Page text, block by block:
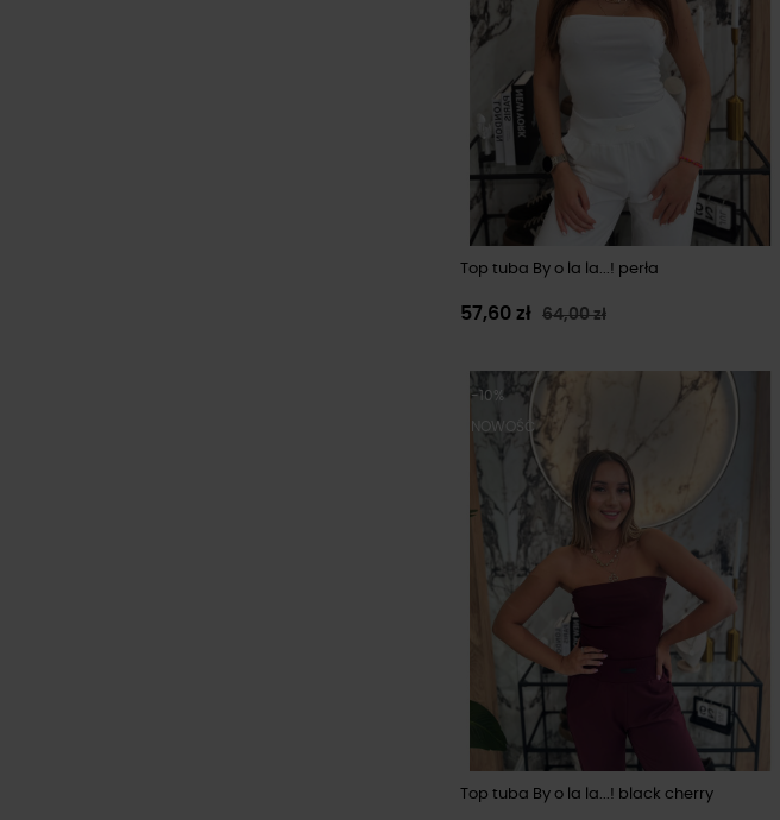
Top tuba By o la la...! perła
57,60 zł 64,00 zł
-10%
NOWOŚĆ
Top tuba By o la la...! black cherry